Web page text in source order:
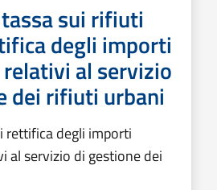
sui rifiuti
degli importi
al servizio
dei rifiuti urbani
rettifica degli importi
al servizio di gestione dei